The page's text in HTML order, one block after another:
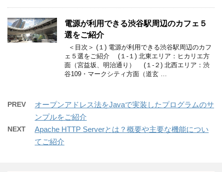
電源が利用できる渋谷駅周辺のカフェ５
選をご紹介
＜目次＞ (１) 電源が利用できる渋谷駅周辺のカフ
ェ５選をご紹介 (１-１) 北東エリア：ヒカリエ方
面（宮益坂、明治通り） (１-２) 北西エリア：渋
谷109・マークシティ方面（道玄 …
PREV
オープンアドレス法をJavaで実装したプログラムのサ
ンプルをご紹介
NEXT
Apache HTTP Serverとは？概要や主要な機能につい
てご紹介